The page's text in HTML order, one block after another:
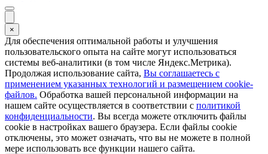
×
Для обеспечения оптимальной работы и улучшения
пользовательского опыта на сайте могут использоваться
системы веб-аналитики (в том числе Яндекс.Метрика).
Продолжая использование сайта, Вы соглашаетесь с
применением указанных технологий и размещением cookie-
файлов. Обработка вашей персональной информации на
нашем сайте осуществляется в соответствии с политикой
конфиденциальности. Вы всегда можете отключить файлы
cookie в настройках вашего браузера. Если файлы cookie
отключены, это может означать, что вы не можете в полной
мере использовать все функции нашего сайта.